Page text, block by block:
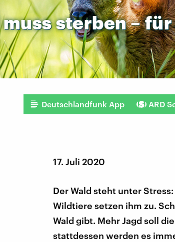
musssterben–für
Deutschlandfunk App ARD
17. Juli 2020
Der Wald steht unter
Wildtiere setzen ihm zu.
Wald gibt. Mehr Jagd soll
stattdessen werden es